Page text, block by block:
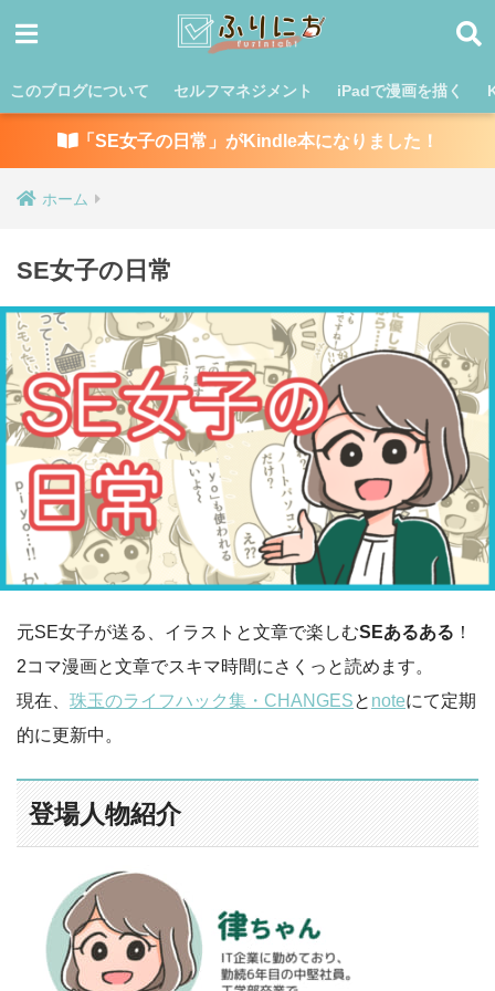
このブログについて セルフマネジメント iPadで漫画を描く
「SE女子の日常」がKindle本になりました！
ホーム
SE女子の日常
元SE女子が送る、イラストと文章で楽しむSEあるある ！
2コマ漫画と文章でスキマ時間にさくっと読めます。
現在、 珠玉のライフハック集・CHANGESと noteにて定期
的に更新中。
登場人物紹介